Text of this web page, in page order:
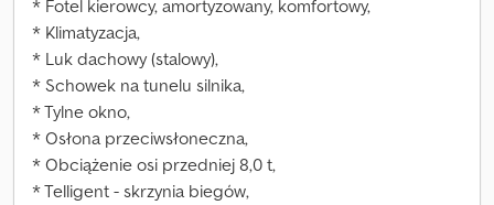
* Fotel kierowcy, amortyzowany, komfortowy,
* Klimatyzacja,
* Luk dachowy (stalowy),
* Schowek na tunelu silnika,
* Tylne okno,
* Osłona przeciwsłoneczna,
* Obciążenie osi przedniej 8,0 t,
* Telligent - skrzynia biegów,